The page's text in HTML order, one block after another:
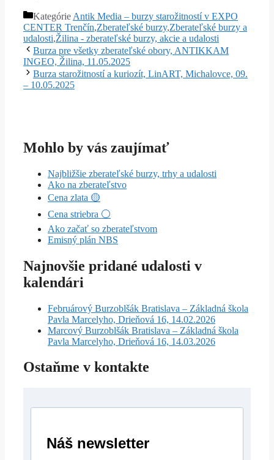
Kategórie Antik Media – burzy starožitností v EXPO
CENTER Trenčín,Zberateľské burzy,Zberateľské burzy a
udalosti,Žilina - zberateľské burzy, akcie a udalosti
Burza pre všetky zberateľské obory, ANTIKKAM
INGEO, Žilina, 11.05.2025
Burza starožitností a kuriozít, LinART, Michalovce, 09.
– 10.05.2025
Mohlo by vás zaujímať
Najbližšie zberateľské burzy, trhy a udalosti
Ako na zberateľstvo
Cena zlata 🟡
Cena striebra ⚪
Ako začať so zberateľstvom
Emisný plán NBS
Najnovšie pridané udalosti v
kalendári
Februárový Burzoblšák Bratislava – Základná škola
Pavla Marcelyho, Drieňová 16, 14.02.2026
Marcový Burzoblšák Bratislava – Základná škola
Pavla Marcelyho, Drieňová 16, 14.03.2026
Ostaňme v kontakte
Náš newsletter